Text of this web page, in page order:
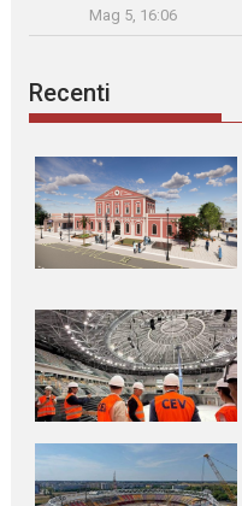
Mag 5, 16:06
Recenti